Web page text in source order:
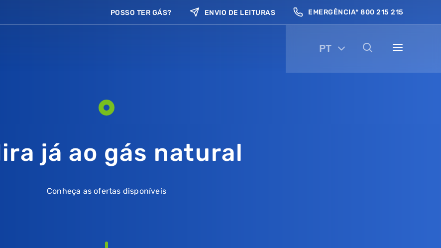
POSSO TER GÁS? ENVIO DE LEITURAS EMERGÊNCIA* 800 215 215
PT
já ao gás natural
Conheça as ofertas disponíveis